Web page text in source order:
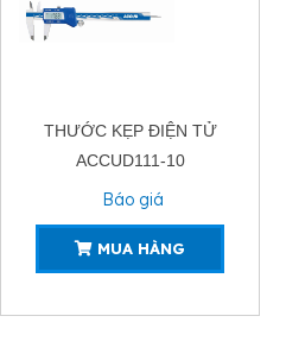
THƯỚC KẸP ĐIỆN TỬ
ACCUD111-10
Báo giá
MUA HÀNG